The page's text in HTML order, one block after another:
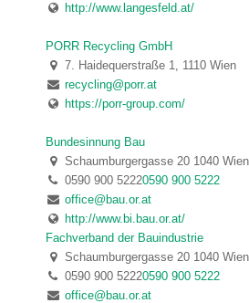
http://www.langesfeld.at/
PORR Recycling GmbH
7. Haidequerstraße 1, 1110 Wien
recycling@porr.at
https://porr-group.com/
Bundesinnung Bau
Schaumburgergasse 20 1040 Wien
0590 900 52220590 900 5222
office@bau.or.at
http://www.bi.bau.or.at/
Fachverband der Bauindustrie
Schaumburgergasse 20 1040 Wien
0590 900 52220590 900 5222
office@bau.or.at